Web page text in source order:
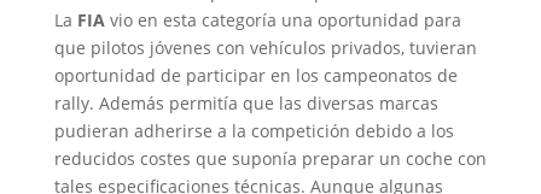
La FIAvio en esta categoría una oportunidad para
que pilotos jóvenes con vehículos privados, tuvieran
oportunidad de participar en los campeonatos de
rally. Además permitía que las diversas marcas
pudieran adherirse a la competición debido a los
reducidos costes que suponía preparar un coche con
tales especificaciones técnicas. Aunque algunas